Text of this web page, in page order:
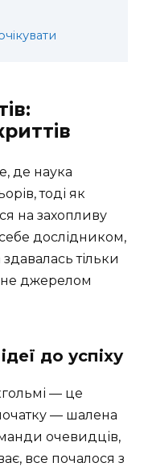
де наука
тоді як
на захопливу
дослідником,
тільки
джерелом
до успіху
— це
— шалена
очевидців,
все почалося з